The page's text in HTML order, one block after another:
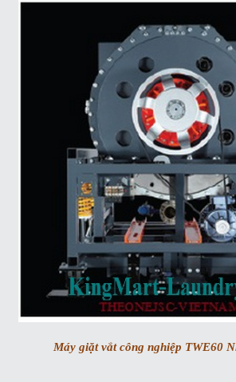
Máy giặt vắt công nghiệp TWE60